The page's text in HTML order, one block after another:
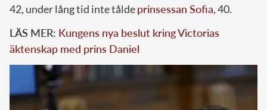
42, under lång tid inte tåldeprinsessan Sofia, 40.
LÄS MER: Kungens nya beslut kring Victorias
äktenskap med prins Daniel